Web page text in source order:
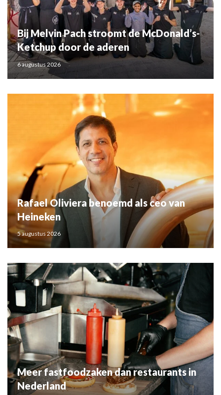
Bij Melvin Pach stroomt de McDonald’s-
Ketchup door de aderen
6 augustus 2026
Rafael Oliviera benoemd als ceo van
Heineken
5 augustus 2026
Meer fastfoodzaken dan restaurants in
Nederland